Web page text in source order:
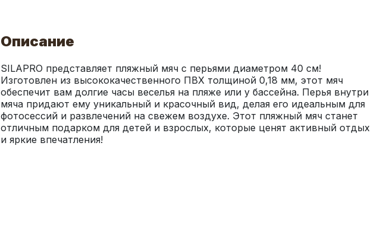
Описание
SILAPRO представляет пляжный мяч с перьями диаметром 40 см!
Изготовлен из высококачественного ПВХ толщиной 0,18 мм, этот мяч
обеспечит вам долгие часы веселья на пляже или у бассейна. Перья внутри
мяча придают ему уникальный и красочный вид, делая его идеальным для
фотосессий и развлечений на свежем воздухе. Этот пляжный мяч станет
отличным подарком для детей и взрослых, которые ценят активный отдых
и яркие впечатления!